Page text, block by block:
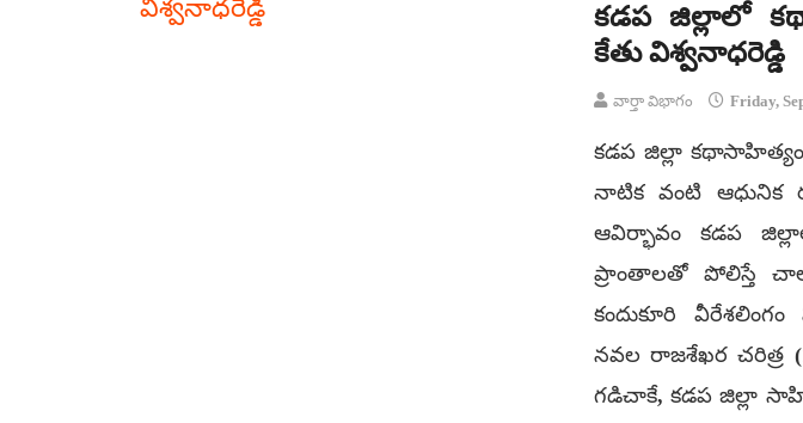
కడప జిల్లాలో
కేతు విశ్వనాధరెడ్డి
వార్తా విభాగం Friday,
కడప జిల్లా
నాటిక వంటి ఆధునిక
ఆవిర్భావం కడప
ప్రాంతాలతో పోలిస్తే
కందుకూరి
నవల రాజశేఖర చరిత్ర
గడిచాకే, కడప జిల్లా